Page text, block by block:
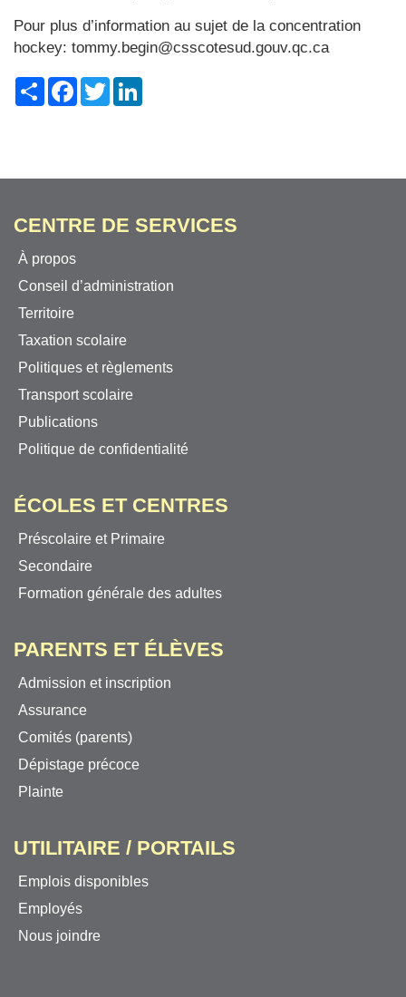
Pour plus d’information au sujet de la concentration
hockey: tommy.begin@csscotesud.gouv.qc.ca
ShareFacebook
Twitter
CENTRE DE SERVICES
À propos
Conseil d’administration
Territoire
Taxation scolaire
Politiques et règlements
Transport scolaire
Publications
Politique de confidentialité
ÉCOLES ET CENTRES
Préscolaire et Primaire
Secondaire
Formation générale des adultes
PARENTS ET ÉLÈVES
Admission et inscription
Assurance
Comités (parents)
Dépistage précoce
Plainte
UTILITAIRE / PORTAILS
Emplois disponibles
Employés
Nous joindre